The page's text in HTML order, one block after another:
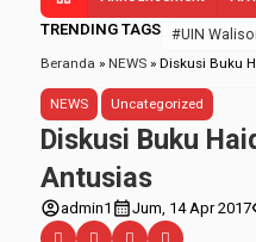
TRENDING TAGS #UIN
Beranda » NEWS » Diskusi Buku
NEWS Uncategorized
Diskusi Buku
Antusias
account_circleadmin1 calendar_monthJum, 14 Apr 2017